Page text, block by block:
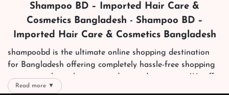
Shampoo BD – Imported Hair Care &
Cosmetics Bangladesh - Shampoo BD –
Imported Hair Care & Cosmetics Bangladesh
shampoobd is the ultimate online shopping destination
for Bangladesh offering completely hassle-free shopping
experience through secure and trusted gateways. We offer
you trendy and reliable shopping with all your preferred
Read more ▼